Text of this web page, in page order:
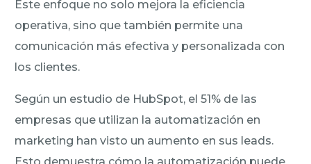
Este enfoque no solo mejora la eficiencia
operativa, sino que también permite una
comunicación más efectiva y personalizada con
los clientes.
Según un estudio de HubSpot, el 51% de las
empresas que utilizan la automatización en
marketing han visto un aumento en sus leads.
Esto demuestra cómo la automatización puede